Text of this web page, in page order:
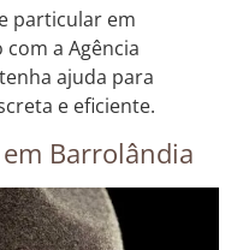
particular em
a Agência
ajuda para
e eficiente.
Barrolândia